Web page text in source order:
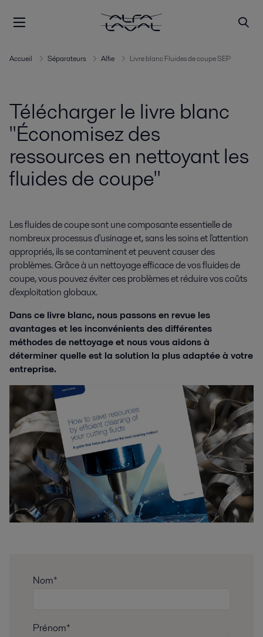
Accueil Séparateurs Alfie Livre blanc Fluides de coupe SEP
Télécharger le livre blanc
"Économisez des
ressources en nettoyant les
fluides de coupe"
Les fluides de coupe sont une composante essentielle de
nombreux processus d'usinage et, sans les soins et l'attention
appropriés, ils se contaminent et peuvent causer des
problèmes. Grâce à un nettoyage efficace de vos fluides de
coupe, vous pouvez éviter ces problèmes et réduire vos coûts
d'exploitation globaux.
Dans ce livre blanc, nous passons en revue les
avantages et les inconvénients des différentes
méthodes de nettoyage et nous vous aidons à
déterminer quelle est la solution la plus adaptée à votre
entreprise.
Nom*
Prénom*